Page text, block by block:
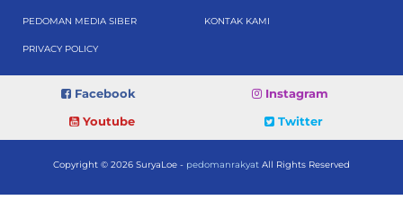
PEDOMAN MEDIA SIBER KONTAK KAMI
PRIVACY POLICY
Facebook
Instagram
Youtube
Twitter
Copyright © 2026 SuryaLoe - pedomanrakyat All Rights Reserved